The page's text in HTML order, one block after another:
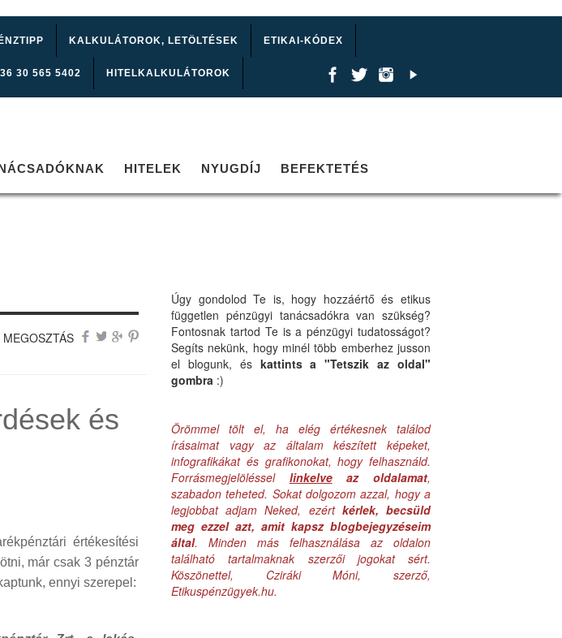
KALKULÁTOROK, LETÖLTÉSEK ETIKAI-KÓDEX
30 565 5402 HITELKALKULÁTOROK
HITELEK NYUGDÍJ BEFEKTETÉS
MEGOSZTÁS
és
értékesítési
már csak 3 pénztár
ennyi szerepel:
Úgy gondolod Te is, hogy hozzáértő és etikus
független pénzügyi tanácsadókra van szükség?
Fontosnak tartod Te is a pénzügyi tudatosságot?
Segíts nekünk, hogy minél több emberhez jusson
el blogunk, és kattints a "Tetszik az oldal"
gombra :)
Örömmel tölt el, ha elég értékesnek találod
írásaimat vagy az általam készített képeket,
infografikákat és grafikonokat, hogy felhasználd.
Forrásmegjelöléssel linkelveaz oldalamat,
szabadon teheted. Sokat dolgozom azzal, hogy a
legjobbat adjam Neked, ezért kérlek, becsüld
meg ezzel azt, amit kapsz blogbejegyzéseim
által. Minden más felhasználása az oldalon
található tartalmaknak szerzői jogokat sért.
Köszönettel, Cziráki Móni, szerző,
Etikuspénzügyek.hu.